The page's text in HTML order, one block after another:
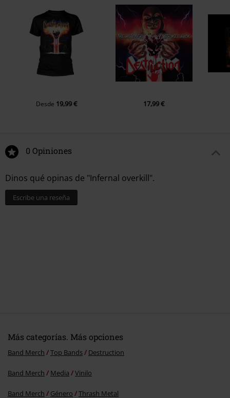
Desde 19,99 € 17,99 €
0 Opiniones
Dinos qué opinas de "Infernal overkill".
Escribe una reseña
Más categorías. Más opciones
Band Merch Top Bands Destruction
Band Merch Media Vinilo
Band Merch Género Thrash Metal